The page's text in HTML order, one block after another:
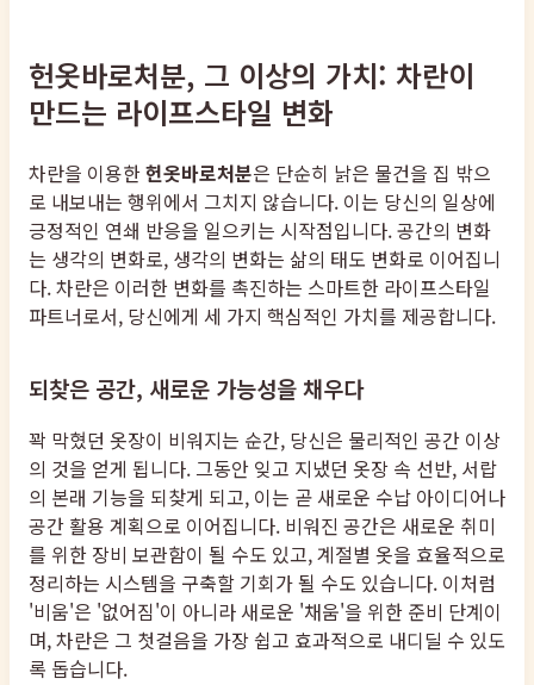
헌옷바로처분, 그 이상의 가치: 차란이
만드는 라이프스타일 변화
차란을 이용한헌옷바로처분은 단순히 낡은 물건을 집 밖으
로 내보내는 행위에서 그치지 않습니다. 이는 당신의 일상에
긍정적인 연쇄 반응을 일으키는 시작점입니다. 공간의 변화
는 생각의 변화로, 생각의 변화는 삶의 태도 변화로 이어집니
다. 차란은 이러한 변화를 촉진하는 스마트한 라이프스타일
파트너로서, 당신에게 세 가지 핵심적인 가치를 제공합니다.
되찾은 공간, 새로운 가능성을 채우다
꽉 막혔던 옷장이 비워지는 순간, 당신은 물리적인 공간 이상
의 것을 얻게 됩니다. 그동안 잊고 지냈던 옷장 속 선반, 서랍
의 본래 기능을 되찾게 되고, 이는 곧 새로운 수납 아이디어나
공간 활용 계획으로 이어집니다. 비워진 공간은 새로운 취미
를 위한 장비 보관함이 될 수도 있고, 계절별 옷을 효율적으로
정리하는 시스템을 구축할 기회가 될 수도 있습니다. 이처럼
'비움'은 '없어짐'이 아니라 새로운 '채움'을 위한 준비 단계이
며, 차란은 그 첫걸음을 가장 쉽고 효과적으로 내디딜 수 있도
록 돕습니다.